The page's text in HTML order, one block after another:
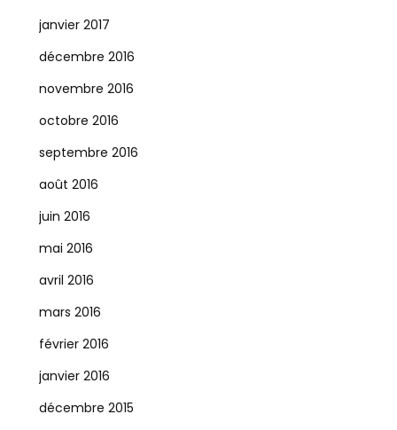
janvier 2017
décembre 2016
novembre 2016
octobre 2016
septembre 2016
août 2016
juin 2016
mai 2016
avril 2016
mars 2016
février 2016
janvier 2016
décembre 2015